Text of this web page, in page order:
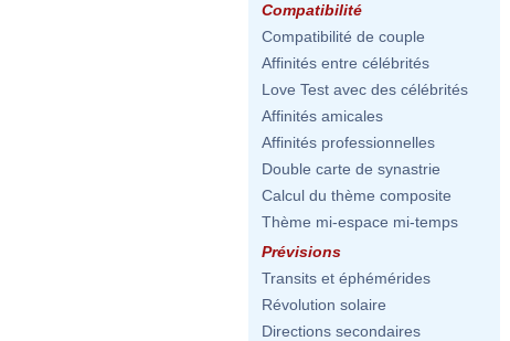
Compatibilité
Compatibilité de couple
Affinités entre célébrités
Love Test avec des célébrités
Affinités amicales
Affinités professionnelles
Double carte de synastrie
Calcul du thème composite
Thème mi-espace mi-temps
Prévisions
Transits et éphémérides
Révolution solaire
Directions secondaires